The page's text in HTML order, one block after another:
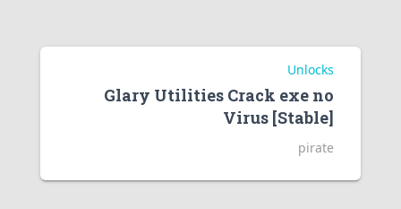
Unlocks
Glary Utilities Crack exe no
Virus [Stable]